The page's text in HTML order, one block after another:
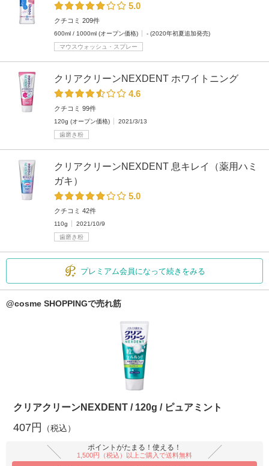
5.0
クチコミ 209件
600ml / 1000ml (オープン価格)
- (2020年初夏追加発売)
マウスウォッシュ・スプレー
クリアクリーンNEXDENT ホワイトニング
4.6
クチコミ 99件
120g (オープン価格)
2021/3/13
歯磨き粉
クリアクリーンNEXDENT 息キレイ（薬用ハミ
ガキ）
5.0
クチコミ 42件
110g
2021/10/9
歯磨き粉
プレミアム会員になって続きをみる
@cosme SHOPPINGで売れ筋
クリアクリーンNEXDENT / 120g / ピュアミント
407円 （税込）
ポイントがたまる！使える！
1,500円（税込）以上ご購入で送料無料